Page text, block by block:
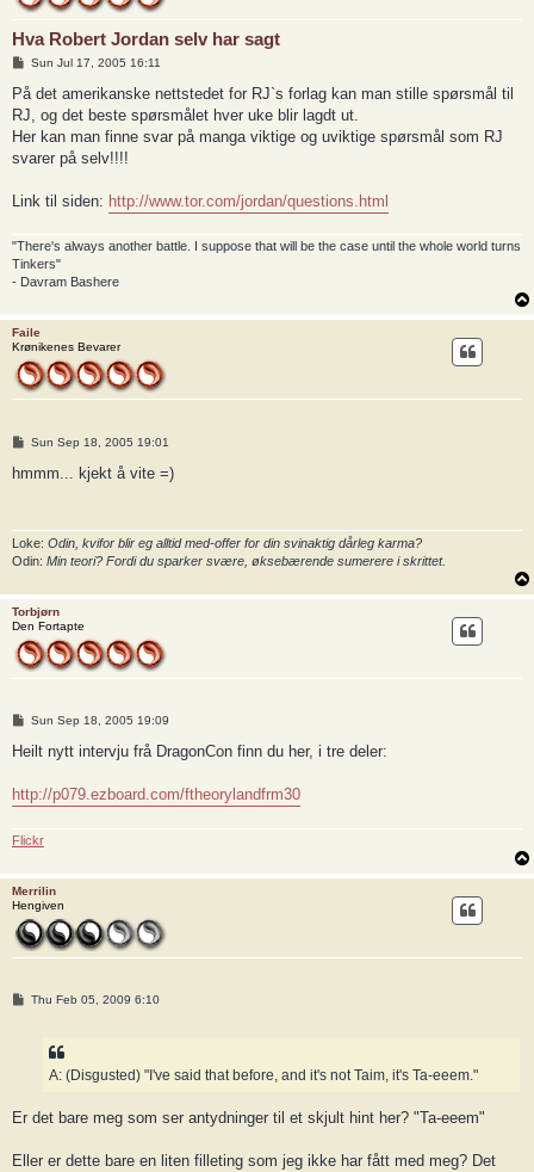
Hva Robert Jordan selv har sagt
P
s
Sun Jul 17, 2005 16:11
På det amerikanske nettstedet for RJ`s forlag kan man stille spørsmål til
RJ, og det beste spørsmålet hver uke blir lagdt ut.
Her kan man finne svar på manga viktige og uviktige spørsmål som RJ
svarer på selv!!!!
Link til siden: http://www.tor.com/jordan/questions.html
"There's always another battle. I suppose that will be the case until the whole world turns
Tinkers"
- Davram Bashere
Faile
Krønikenes Bevarer
P
s
Sun Sep 18, 2005 19:01
hmmm... kjekt å vite =)
Loke: Odin, kvifor blir eg alltid med-offer for din svinaktig dårleg karma?
Odin: Min teori? Fordi du sparker svære, øksebærende sumerere i skrittet.
Torbjørn
Den Fortapte
P
s
Sun Sep 18, 2005 19:09
Heilt nytt intervju frå DragonCon finn du her, i tre deler:
http://p079.ezboard.com/ftheorylandfrm30
Flickr
Merrilin
Hengiven
PThu Feb 05, 2009 6:10
A: (Disgusted) "I've said that before, and it's not Taim, it's Ta-eeem."
Er det bare meg som ser antydninger til et skjult hint her? "Ta-eeem"
Eller er dette bare en liten filleting som jeg ikke har fått med meg? Det